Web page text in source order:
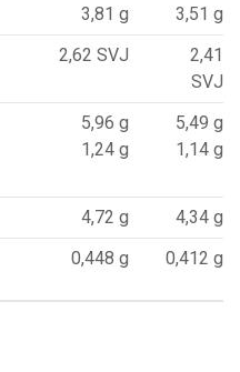
3,81 g
3,51 g
2,62 SVJ
2,41
SVJ
5,96 g
1,24 g
5,49 g
1,14 g
4,72 g
4,34 g
0,448 g 0,412 g